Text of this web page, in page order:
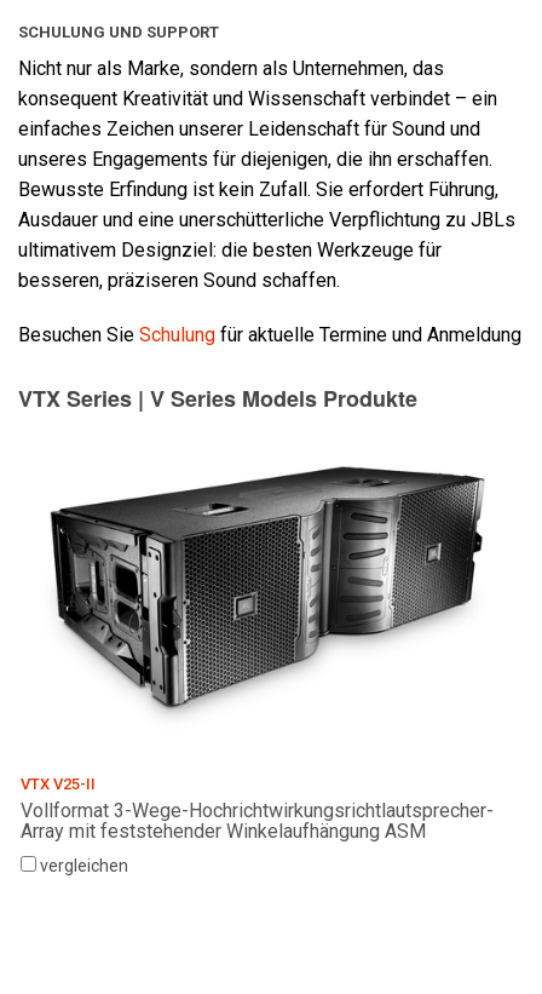
SCHULUNG UND SUPPORT
Nicht nur als Marke, sondern als Unternehmen, das
konsequent Kreativität und Wissenschaft verbindet – ein
einfaches Zeichen unserer Leidenschaft für Sound und
unseres Engagements für diejenigen, die ihn erschaffen.
Bewusste Erfindung ist kein Zufall. Sie erfordert Führung,
Ausdauer und eine unerschütterliche Verpflichtung zu JBLs
ultimativem Designziel: die besten Werkzeuge für
besseren, präziseren Sound schaffen.
Besuchen Sie Schulung für aktuelle Termine und Anmeldung
VTX Series | V Series Models Produkte
VTX V25-II
Vollformat 3-Wege-Hochrichtwirkungsrichtlautsprecher-
Array mit feststehender Winkelaufhängung ASM
vergleichen